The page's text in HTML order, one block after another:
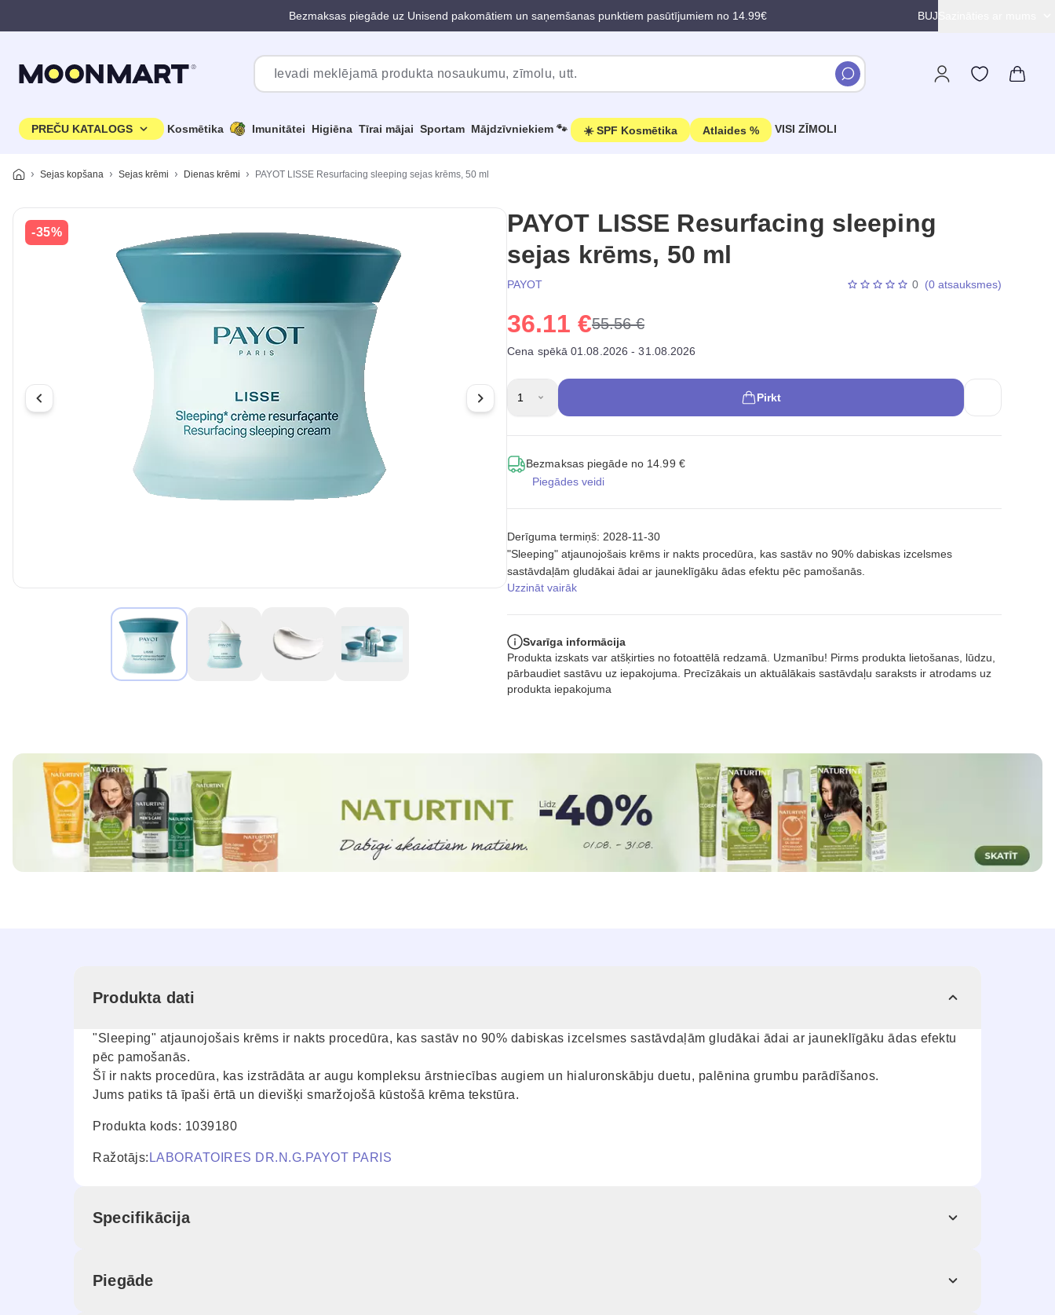
Bezmaksas piegāde uz Unisend pakomātiem un saņemšanas punktiem pasūtījumiem no 14.99€ BUJ
PREČU KATALOGS Kosmētika Imunitātei Higiēna Tīrai mājai Sportam Mājdzīvniekiem 🐾 ☀️ SPF Kosmētika Atlaides % VISI ZĪMOLI
Sejas kopšana Sejas krēmi Dienas krēmi PAYOT LISSE Resurfacing sleeping sejas krēms, 50 ml
-35%
PAYOT LISSE Resurfacing sleeping
sejas krēms, 50 ml
PAYOT 0 (0 atsauksmes)
36.11 €55.56 €
Cena spēkā 01.08.2026 - 31.08.2026
1 Pirkt
Bezmaksas piegāde no 14.99 €
Piegādes veidi
Derīguma termiņš: 2028-11-30
"Sleeping" atjaunojošais krēms ir nakts procedūra, kas sastāv no 90% dabiskas izcelsmes
sastāvdaļām gludākai ādai ar jauneklīgāku ādas efektu pēc pamošanās.
Uzzināt vairāk
Svarīga informācija
Produkta izskats var atšķirties no fotoattēlā redzamā. Uzmanību! Pirms produkta lietošanas, lūdzu,
pārbaudiet sastāvu uz iepakojuma. Precīzākais un aktuālākais sastāvdaļu saraksts ir atrodams uz
produkta iepakojuma
Produkta dati
"Sleeping" atjaunojošais krēms ir nakts procedūra, kas sastāv no 90% dabiskas izcelsmes sastāvdaļām gludākai ādai ar jauneklīgāku ādas efektu
pēc pamošanās.
Šī ir nakts procedūra, kas izstrādāta ar augu kompleksu ārstniecības augiem un hialuronskābju duetu, palēnina grumbu parādīšanos.
Jums patiks tā īpaši ērtā un dievišķi smaržojošā kūstošā krēma tekstūra.
Produkta kods: 1039180
Ražotājs: LABORATOIRES DR.N.G.PAYOT PARIS
Specifikācija
Piegāde